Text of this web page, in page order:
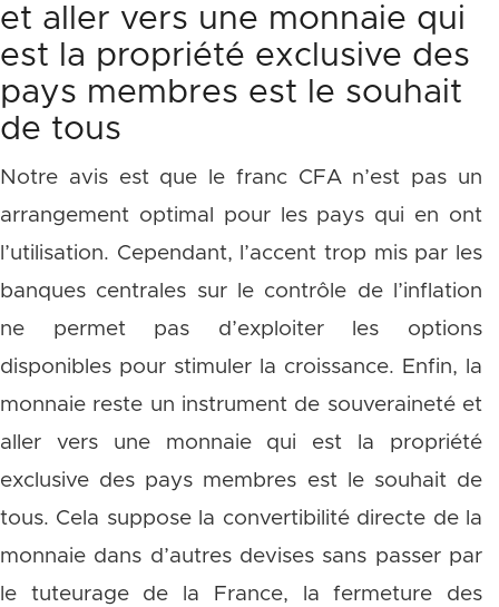
et aller vers une monnaie qui
est la propriété exclusive des
pays membres est le souhait
de tous
Notre avis est que le franc CFA n’est pas un
arrangement optimal pour les pays qui en ont
l’utilisation. Cependant, l’accent trop mis par les
banques centrales sur le contrôle de l’inflation
ne permet pas d’exploiter les options
disponibles pour stimuler la croissance. Enfin, la
monnaie reste un instrument de souveraineté et
aller vers une monnaie qui est la propriété
exclusive des pays membres est le souhait de
tous. Cela suppose la convertibilité directe de la
monnaie dans d’autres devises sans passer par
le tuteurage de la France, la fermeture des